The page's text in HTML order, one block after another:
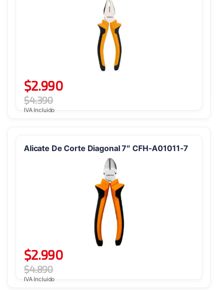
$2.990
$4.390
IVA Incluido
Alicate De Corte Diagonal 7″ CFH-A01011-7
$2.990
$4.890
IVA Incluido